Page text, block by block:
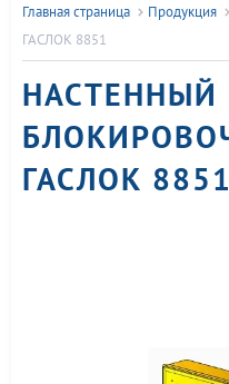
Главная страница Продукция
ГАСЛОК 8851
НАСТЕННЫЙ
ГАСЛОК 8851